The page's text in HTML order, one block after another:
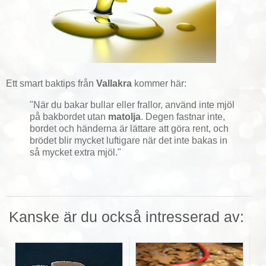
Ett smart baktips från Vallakra kommer här:
"När du bakar bullar eller frallor, använd inte mjöl
på bakbordet utan matolja. Degen fastnar inte,
bordet och händerna är lättare att göra rent, och
brödet blir mycket luftigare när det inte bakas in
så mycket extra mjöl."
Kanske är du också intresserad av: